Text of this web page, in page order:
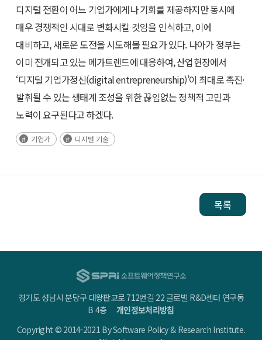
디지털 전환이 어느 기업가에게나 기회를 제공하지만 동시에
매우 경쟁적인 시대로 변화시킬 것임을 인식하고, 이에
대비하고, 새로운 도전을 시도해볼 필요가 있다. 나아가 정부는
이미 전개되고 있는 메가트렌드에 대응하여, 산업현장에서
‘디지털 기업가정신(digital entrepreneurship)’이 최대로 촉진·
발휘될 수 있는 생태계 조성을 위한 끊임없는 정책적 고민과
노력이 요구된다고 하겠다.
기업가 디지털 기술
목록
경기도 성남시 분당구 대왕판교로 712번길 22 글로벌 R&D센터 연구동
B 4층개인정보처리방침
Copyright © 2014-2021 By Software Policy & Research Institute.